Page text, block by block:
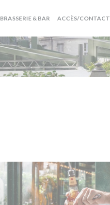
BRASSERIE & BAR ACCÈS/CONTACT